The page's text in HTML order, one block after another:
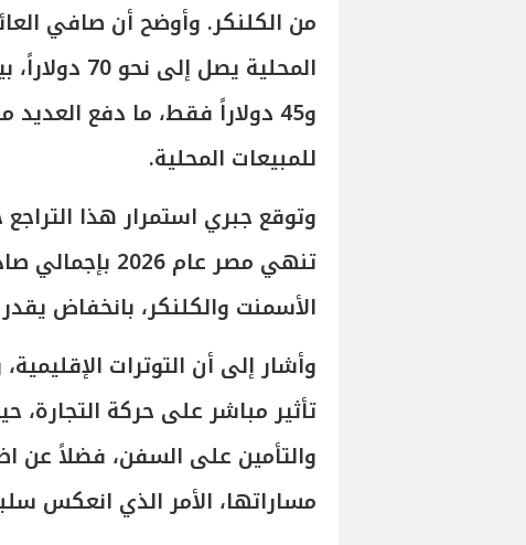
من الكلنكر. وأوضح أن صافي
و45 دولاراً فقط، ما دفع
للمبيعات المحلية.
وتوقع جبري استمرار هذا
الأسمنت والكلنكر، بانخفاض يقدر بنحو 28% مقارنة
وأشار إلى أن التوترات
تأثير مباشر على حركة التجارة،
والتأمين على السفن، فضلاً عن
مساراتها، الأمر الذي انعكس